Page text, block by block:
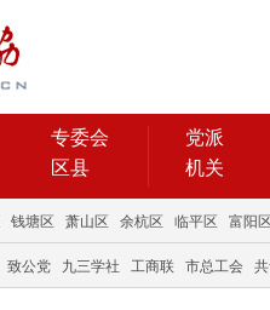
专委会
区县
党派
机关
钱塘区 萧山区 余杭区 临平区 富阳
致公党 九三学社 工商联 市总工会